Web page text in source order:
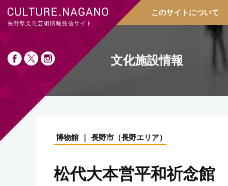
長野県文化芸術情報発信サイト
このサイトについて
文化施設情報
博物館 長野市 （長野エリア）
松代大本営平和祈念館